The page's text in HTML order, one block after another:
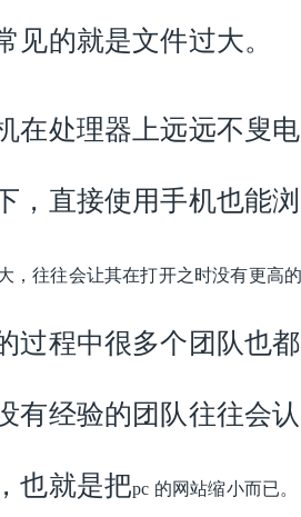
见的就是文件过大。
处理器上远远不叟电
，直接使用手机也能
，往往会让其在打开之时没有更高
过程中很多个团队也
有经验的团队往往会
也就是把pc 的网站缩小而已。